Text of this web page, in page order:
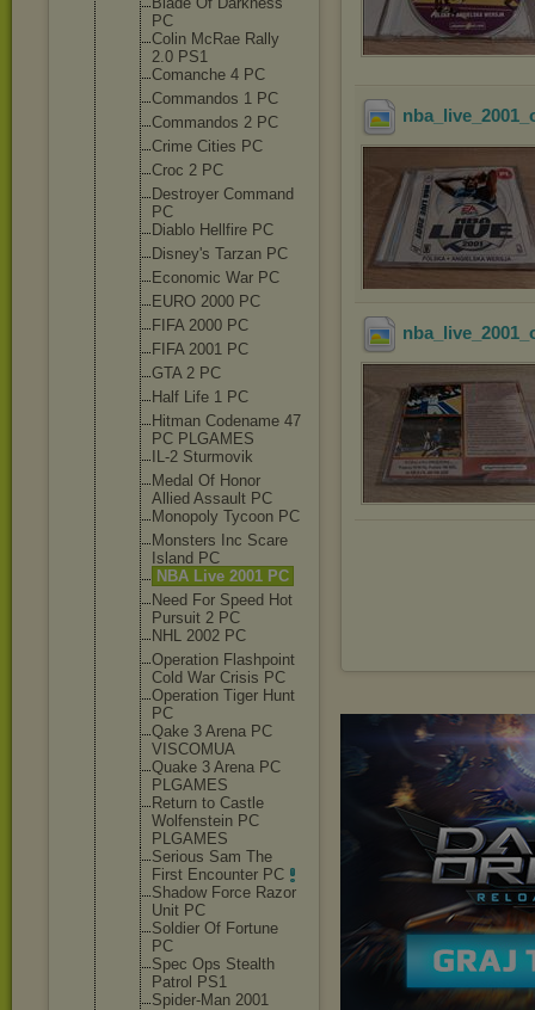
PC
Colin McRae Rally
2.0 PS1
Comanche 4 PC
Commandos 1 PC
Commandos 2 PC
Crime Cities PC
Croc 2 PC
Destroyer Command
PC
Diablo Hellfire PC
Disney's Tarzan PC
Economic War PC
EURO 2000 PC
FIFA 2000 PC
FIFA 2001 PC
GTA 2 PC
Half Life 1 PC
Hitman Codename 47
PC PLGAMES
IL-2 Sturmovik
Medal Of Honor
Allied Assault PC
Monopoly Tycoon PC
Monsters Inc Scare
Island PC
NBA Live 2001 PC
Need For Speed Hot
Pursuit 2 PC
NHL 2002 PC
Operation Flashpoint
Cold War Crisis PC
Operation Tiger Hunt
PC
Qake 3 Arena PC
VISCOMUA
Quake 3 Arena PC
PLGAMES
Return to Castle
Wolfenstein PC
PLGAMES
Serious Sam The
First Encounter PC
Shadow Force Razor
Unit PC
Soldier Of Fortune
PC
Spec Ops Stealth
Patrol PS1
Spider-Man 2001